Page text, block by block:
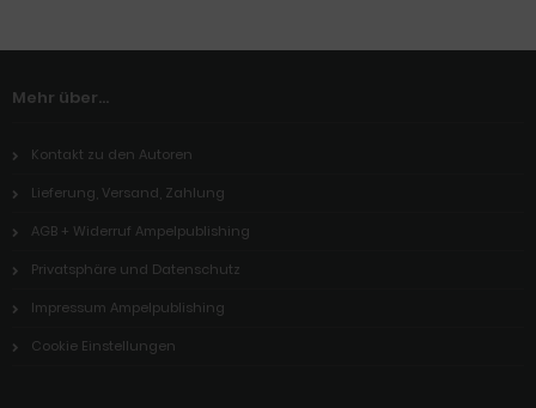
Mehr über...
Kontakt zu den Autoren
Lieferung, Versand, Zahlung
AGB + Widerruf Ampelpublishing
Privatsphäre und Datenschutz
Impressum Ampelpublishing
Cookie Einstellungen